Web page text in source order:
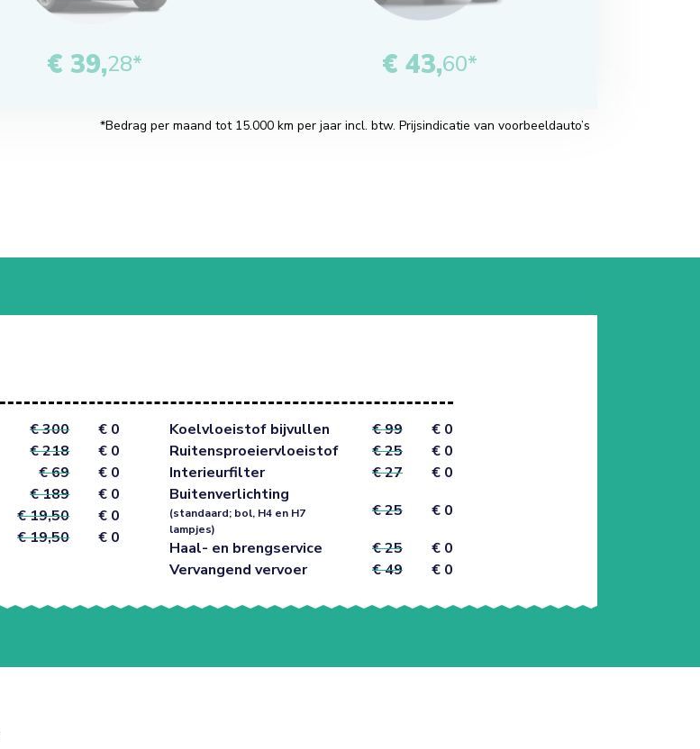
€ 39,28* € 43,60*
*Bedrag per maand tot 15.000 km per jaar incl. btw. Prijsindicatie van voorbeeldauto’s
€ 300
€ 0
€ 218
€ 0
€ 69
€ 0
€ 189
€ 0
€ 19,50
€ 0
€ 19,50 € 0
Koelvloeistof bijvullen € 99
€ 0
Ruitensproeiervloeistof
€ 25
€ 0
Interieurfilter
€ 27
€ 0
Buitenverlichting
(standaard; bol, H4 en H7
lampjes)
€ 25
€ 0
Haal- en brengservice
€ 25
€ 0
Vervangend vervoer
€ 49 € 0